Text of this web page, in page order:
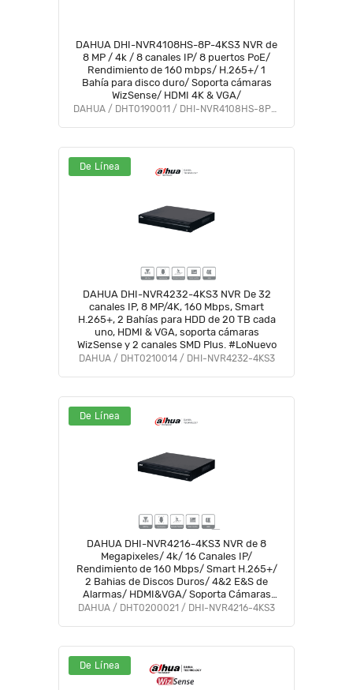
DAHUA DHI-NVR4108HS-8P-4KS3 NVR de
8 MP / 4k / 8 canales IP/ 8 puertos PoE/
Rendimiento de 160 mbps/ H.265+/ 1
Bahía para disco duro/ Soporta cámaras
WizSense/ HDMI 4K & VGA/
DAHUA / DHT0190011 / DHI-NVR4108HS-8P-4KS3
De Línea
DAHUA DHI-NVR4232-4KS3 NVR De 32
canales IP, 8 MP/4K, 160 Mbps, Smart
H.265+, 2 Bahías para HDD de 20 TB cada
uno, HDMI & VGA, soporta cámaras
WizSense y 2 canales SMD Plus. #LoNuevo
DAHUA / DHT0210014 / DHI-NVR4232-4KS3
De Línea
DAHUA DHI-NVR4216-4KS3 NVR de 8
Megapixeles/ 4k/ 16 Canales IP/
Rendimiento de 160 Mbps/ Smart H.265+/
2 Bahias de Discos Duros/ 4&2 E&S de
Alarmas/ HDMI&VGA/ Soporta Cámaras
WizSense/ 4 canales SMD Plus
DAHUA / DHT0200021 / DHI-NVR4216-4KS3
De Línea